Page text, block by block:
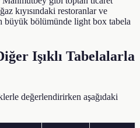
kıyısındaki restoranlar ve
büyük bölümünde light box tabela
Işıklı Tabelalarla
değerlendirirken aşağıdaki